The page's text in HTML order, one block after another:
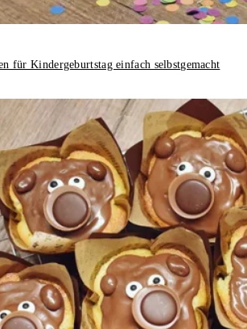
für Kindergeburtstag einfach selbstgemacht